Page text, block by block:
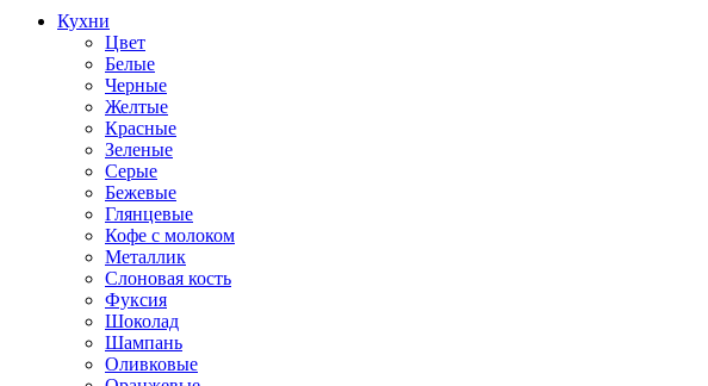
Кухни
Цвет
Белые
Черные
Желтые
Красные
Зеленые
Серые
Бежевые
Глянцевые
Кофе с молоком
Металлик
Слоновая кость
Фуксия
Шоколад
Шампань
Оливковые